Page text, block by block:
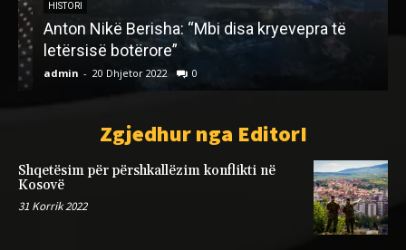
HISTORI
Anton Nikë Berisha: “Mbi disa kryevepra të
letërsisë botërore”
admin - 20 Dhjetor 2022 0
Zgjedhur nga EditorI
Shqetësim për përshkallëzim konflikti në
Kosovë
31 Korrik 2022